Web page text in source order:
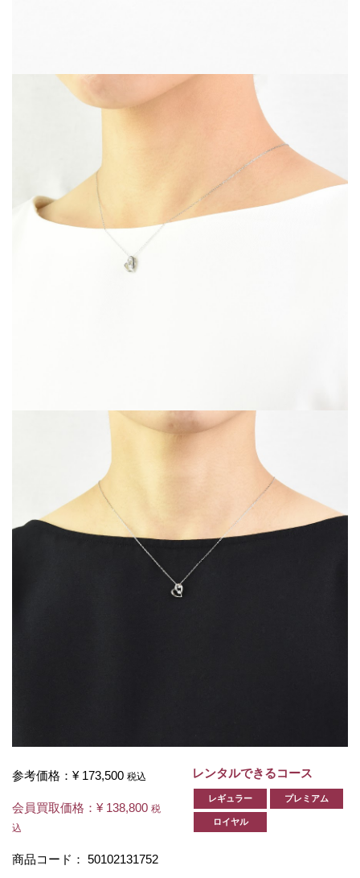
参考価格： ¥ 173,500 税込
会員買取価格： ¥ 138,800 税
込
商品コード： 50102131752
レンタルできるコース
レギュラー プレミアム
ロイヤル